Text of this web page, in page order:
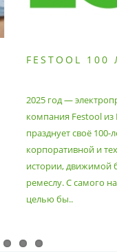
FESTOOL 100
2025 год —
компания Festool из
празднует своё 100-
корпоративной и
истории, движимой
ремеслу. С самого
целью бы..